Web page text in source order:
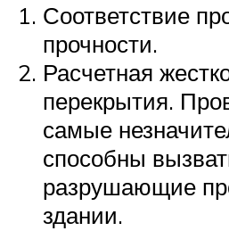
Соответствие
прочности.
Расчетная
перекрытия.
самые
способны
разрушающие
здании.